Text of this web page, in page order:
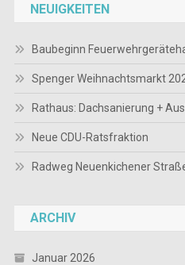
NEUIGKEITEN
Baubeginn
Spenger Weihnachtsmarkt
Rathaus: Dachsanierung +
Neue CDU-Ratsfraktion
Radweg Neuenkichener
ARCHIV
Januar 2026